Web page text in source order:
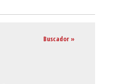
Buscador »